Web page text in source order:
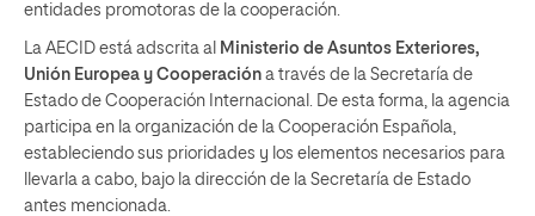
entidades promotoras de la cooperación.
La AECID está adscrita al
Ministerio de Asuntos Exteriores,
Unión Europea y Cooperación a través de la Secretaría de
Estado de Cooperación Internacional. De esta forma, la agencia
participa en la organización de la Cooperación Española,
estableciendo sus prioridades y los elementos necesarios para
llevarla a cabo, bajo la dirección de la Secretaría de Estado
antes mencionada.